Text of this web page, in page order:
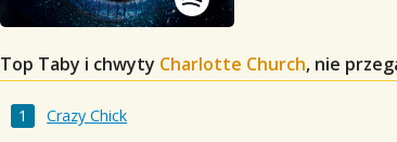
Top Taby i chwyty Charlotte Church, nie
Crazy Chick